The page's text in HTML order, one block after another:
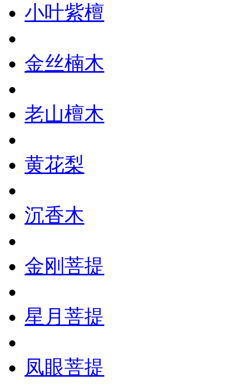
小叶紫檀
金丝楠木
老山檀木
黄花梨
沉香木
金刚菩提
星月菩提
凤眼菩提